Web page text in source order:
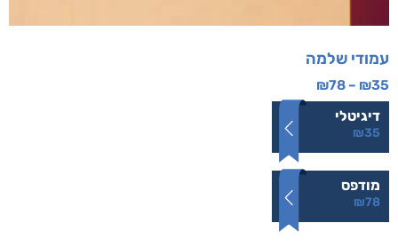
עמודי שלמה
₪35
–
₪78
דיגיטלי
₪35
מודפס
₪78